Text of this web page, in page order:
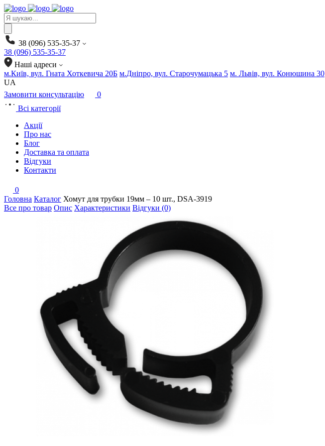
Products
search
38 (096) 535-35-37
38 (096) 535-35-37
Наші адреси
м.Київ, вул. Гната Хоткевича 20Б м.Дніпро, вул. Старочумацька 5 м. Львів, вул. Конюшина 30
UA
Замовити консультацію
0
Всі категорії
Акції
Про нас
Блог
Доставка та оплата
Відгуки
Контакти
0
Головна Каталог Хомут для трубки 19мм – 10 шт., DSA-3919
Все про товар Опис Характеристики Відгуки (0)